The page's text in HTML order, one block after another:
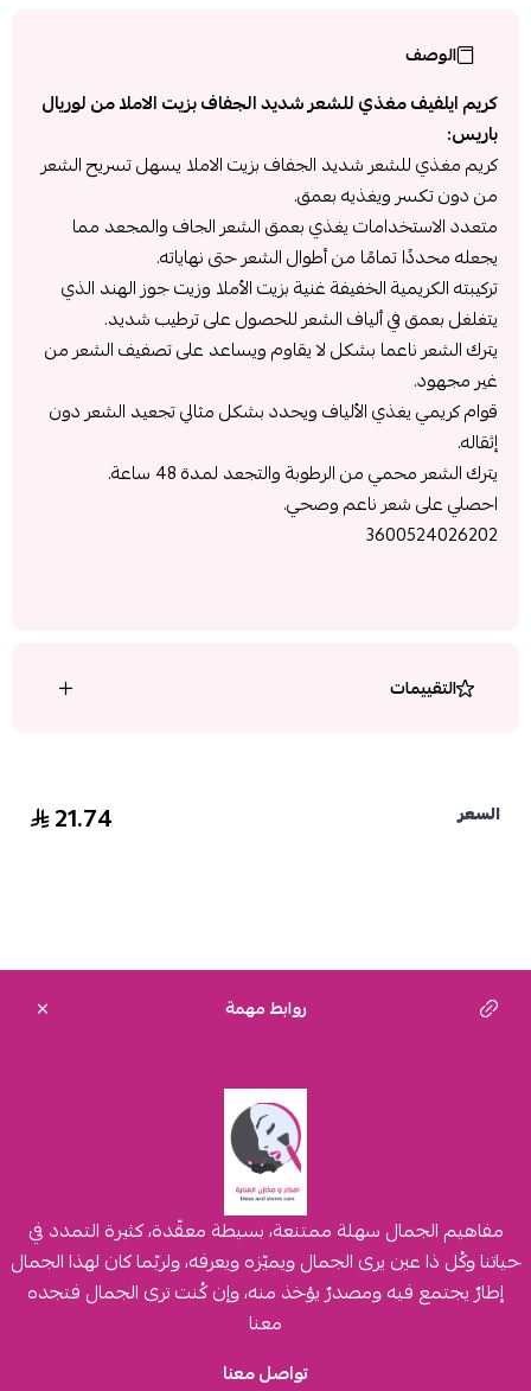
الوصف
كريم ايلفيف مغذي للشعر شديد الجفاف بزيت الاملا من لوريال
باريس:
كريم مغذي للشعر شديد الجفاف بزيت الاملا يسهل تسريح الشعر
من دون تكسر ويغذيه بعمق.
متعدد الاستخدامات يغذي بعمق الشعر الجاف والمجعد مما
يجعله محددًا تمامًا من أطوال الشعر حتى نهاياته.
تركيبته الكريمية الخفيفة غنية بزيت الأملا وزيت جوز الهند الذي
يتغلغل بعمق في ألياف الشعر للحصول على ترطيب شديد.
يترك الشعر ناعما بشكل لا يقاوم ويساعد على تصفيف الشعر من
غير مجهود.
قوام كريمي يغذي الألياف ويحدد بشكل مثالي تجعيد الشعر دون
إثقاله.
يترك الشعر محمي من الرطوبة والتجعد لمدة 48 ساعة.
احصلي على شعر ناعم وصحي.
3600524026202
التقييمات
السعر 21.74
روابط مهمة
مفاهيم الجمال سهلة ممتنعة، بسيطة معقّدة، كثيرة التمدد في
حياتنا وكُل ذا عين يرى الجمال ويميّزه ويعرفه، ولربّما كان لهذا الجمال
إطارٌ يجتمع فيه ومصدرٌ يؤخذ منه، وإن كُنت ترى الجمال فتجده
معنا
تواصل معنا